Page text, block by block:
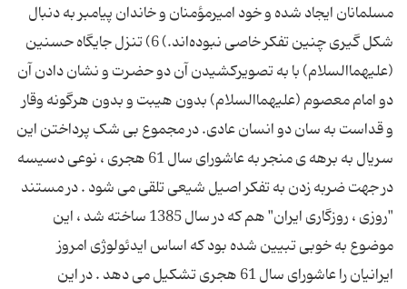
مسلمانان ایجاد شده و خود امیرمؤمنان و خاندان پیامبر به دنبال
شكل‌ گیری چنین تفكر خاصی نبوده‌اند.) 6) تنزل جایگاه حسنین
(علیهما‌السلام) با به تصویركشیدن آن دو حضرت و نشان دادن آن
دو امام معصوم (علیهما‌السلام) بدون هیبت و بدون هرگونه وقار
و قداست به‌ سان دو انسان عادی. در مجموع بی ‌شک پرداختن این
سریال به برهه ی منجر به عاشورای سال 61 هجری ، نوعی دسیسه
در جهت ضربه زدن به تفكر اصیل شیعی تلقی می ‌شود . در مستند
"روزی ، روزگاری ایران" هم كه در سال 1385 ساخته شد ، این
موضوع به خوبی تبیین شده بود كه اساس ایدئولوژی امروز
ایرانیان را عاشورای سال 61 هجری تشكیل می ‌‌دهد . در این